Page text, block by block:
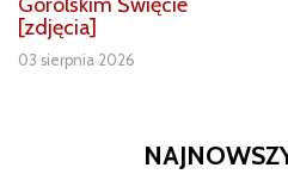
[zdjęcia]
03 sierpnia 2026